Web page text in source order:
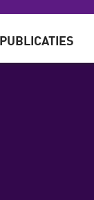
PUBLICATIES